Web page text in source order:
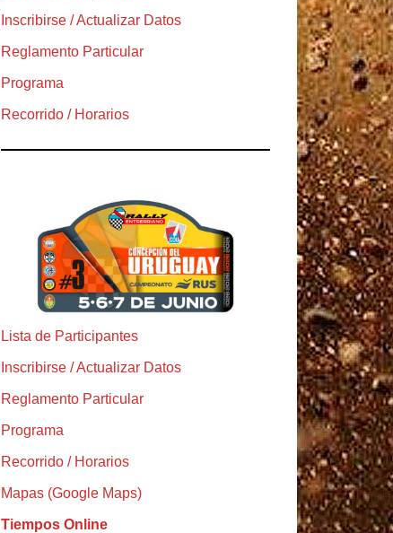
Inscribirse / Actualizar Datos
Reglamento Particular
Programa
Recorrido / Horarios
Lista de Participantes
Inscribirse / Actualizar Datos
Reglamento Particular
Programa
Recorrido / Horarios
Mapas (Google Maps)
Tiempos Online